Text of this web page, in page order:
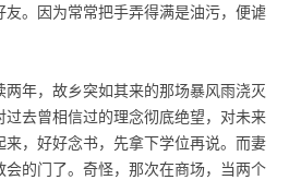
。因为常常把手弄得满是油污，便谑
年，故乡突如其来的那场暴风雨浇灭
去曾相信过的理念彻底绝望，对未来
，好好念书，先拿下学位再说。而妻
的门了。奇怪，那次在商场，当两个